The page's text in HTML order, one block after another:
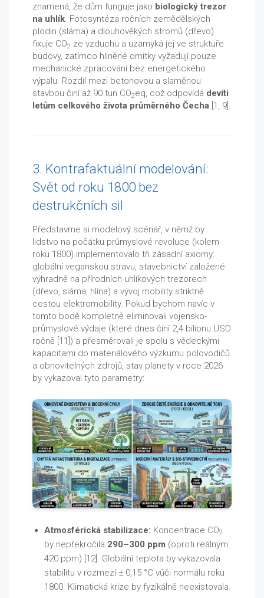
znamená, že dům funguje jako biologický trezor
na uhlík. Fotosyntéza ročních zemědělských
plodin (sláma) a dlouhověkých stromů (dřevo)
fixuje CO2 ze vzduchu a uzamyká jej ve struktuře
budovy, zatímco hliněné omítky vyžadují pouze
mechanické zpracování bez energetického
výpalu. Rozdíl mezi betonovou a slaměnou
stavbou činí až 90 tun CO2eq, což odpovídá devíti
letům celkového života průměrného Čecha [1, 9].
3. Kontrafaktuální modelování:
Svět od roku 1800 bez
destrukčních sil
Představme si modelový scénář, v němž by
lidstvo na počátku průmyslové revoluce (kolem
roku 1800) implementovalo tři zásadní axiomy:
globální veganskou stravu, stavebnictví založené
výhradně na přírodních uhlíkových trezorech
(dřevo, sláma, hlína) a vývoj mobility striktně
cestou elektromobility. Pokud bychom navíc v
tomto bodě kompletně eliminovali vojensko-
průmyslové výdaje (které dnes činí 2,4 bilionu USD
ročně [11]) a přesměrovali je spolu s vědeckými
kapacitami do materiálového výzkumu polovodičů
a obnovitelných zdrojů, stav planety v roce 2026
by vykazoval tyto parametry:
Atmosférická stabilizace: Koncentrace CO2
by nepřekročila 290–300 ppm (oproti reálným
420 ppm) [12]. Globální teplota by vykazovala
stabilitu v rozmezí ± 0,15 °C vůči normálu roku
1800. Klimatická krize by fyzikálně neexistovala.